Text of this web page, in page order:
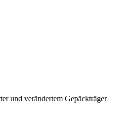
und verändertem Gepäckträger